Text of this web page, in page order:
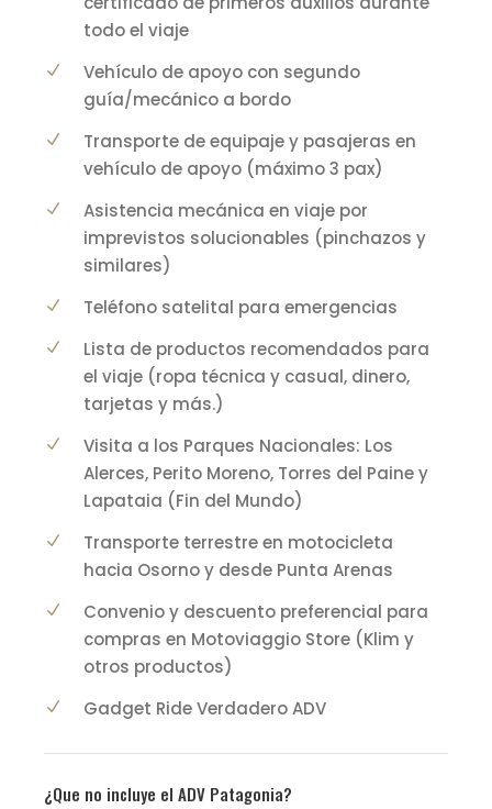
todo el viaje
Vehículo de apoyo con segundo
guía/mecánico a bordo
Transporte de equipaje y pasajeras en
vehículo de apoyo (máximo 3 pax)
Asistencia mecánica en viaje por
imprevistos solucionables (pinchazos y
similares)
Teléfono satelital para emergencias
Lista de productos recomendados para
el viaje (ropa técnica y casual, dinero,
tarjetas y más.)
Visita a los Parques Nacionales: Los
Alerces, Perito Moreno, Torres del Paine y
Lapataia (Fin del Mundo)
Transporte terrestre en motocicleta
hacia Osorno y desde Punta Arenas
Convenio y descuento preferencial para
compras en Motoviaggio Store (Klim y
otros productos)
Gadget Ride Verdadero ADV
¿Que no incluye el ADV Patagonia?